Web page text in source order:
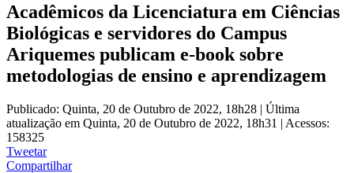
Acadêmicos da Licenciatura em Ciências
Biológicas e servidores do Campus
Ariquemes publicam e-book sobre
metodologias de ensino e aprendizagem
Publicado: Quinta, 20 de Outubro de 2022, 18h28 | Última
atualização em Quinta, 20 de Outubro de 2022, 18h31 | Acessos:
158325
Tweetar
Compartilhar